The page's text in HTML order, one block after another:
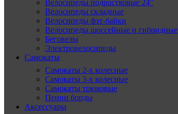
Велосипеды подростковые 24″
Велосипеды складные
Велосипеды фэт-байки
Велосипеды шоссейные и гибридные
Беговелы
Электровелосипеды
Самокаты
Самокаты 2-х колесные
Самокаты 3-х колесные
Самокаты трюковые
Пенни борды
Аксессуары